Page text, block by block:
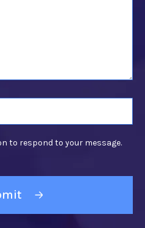
to respond to your message.